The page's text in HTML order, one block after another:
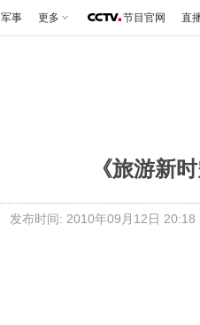
军事 更多 节目官网 直
《旅游新
发布时间: 2010年09月12日 20:18